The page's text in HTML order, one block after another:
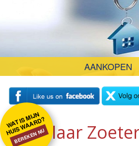
W
A
T I
S
MIJ
N
H
UI
S
W
A
A
R
D
?
BEREKEN NU
AANKOPEN
Makelaar